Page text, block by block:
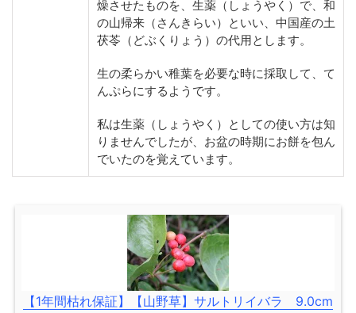
燥させたものを、生薬（しょうやく）で、和
の山帰来（さんきらい）といい、中国産の土
茯苓（どぶくりょう）の代用とします。
生の柔らかい稚葉を必要な時に採取して、て
んぷらにするようです。
私は生薬（しょうやく）としての使い方は知
りませんでしたが、お盆の時期にお餅を包ん
でいたのを覚えています。
【1年間枯れ保証】【山野草】サルトリイバラ 9.0cm